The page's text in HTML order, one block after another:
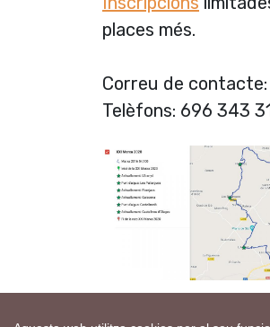
places més.
Correu de
Telèfons: 696 343